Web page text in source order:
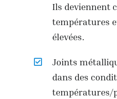
Ils deviennent
températures
élevées.
Joints
dans des
températures/